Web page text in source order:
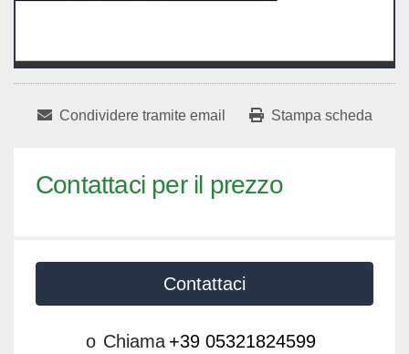
Condividere tramite email Stampa scheda
Contattaci per il prezzo
Contattaci
o Chiama +39 05321824599